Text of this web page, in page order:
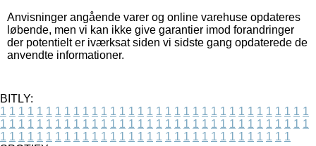
Anvisninger angående varer og online varehuse opdateres
løbende, men vi kan ikke give garantier imod forandringer
der potentielt er iværksat siden vi sidste gang opdaterede de
anvendte informationer.
BITLY:
1 1 1 1 1 1 1 1 1 1 1 1 1 1 1 1 1 1 1 1 1 1 1 1 1 1 1 1 1 1 1 1 1 1
1 1 1 1 1 1 1 1 1 1 1 1 1 1 1 1 1 1 1 1 1 1 1 1 1 1 1 1 1 1 1 1 1 1
1 1 1 1 1 1 1 1 1 1 1 1 1 1 1 1 1 1 1 1 1 1 1 1 1 1 1 1 1 1 1 1